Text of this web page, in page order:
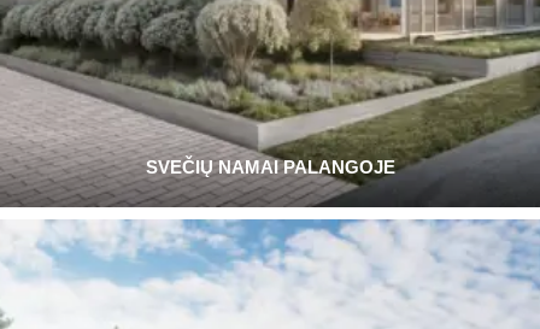
SVEČIŲ NAMAI PALANGOJE